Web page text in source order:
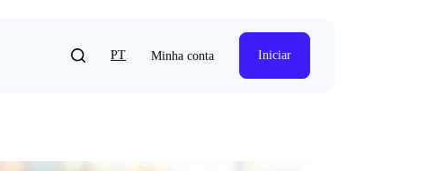
PT Minha conta Iniciar